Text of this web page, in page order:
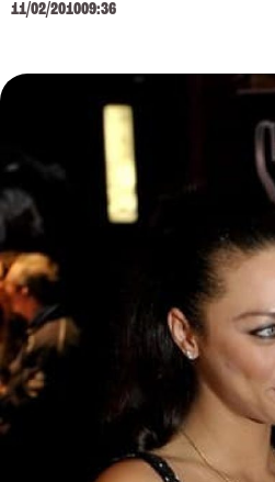
11/02/201009:36